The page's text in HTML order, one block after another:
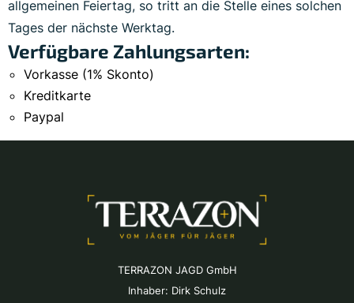
allgemeinen Feiertag, so tritt an die Stelle eines solchen
Tages der nächste Werktag.
Verfügbare Zahlungsarten:
Vorkasse (1% Skonto)
Kreditkarte
Paypal
TERRAZON JAGD GmbH
Inhaber: Dirk Schulz